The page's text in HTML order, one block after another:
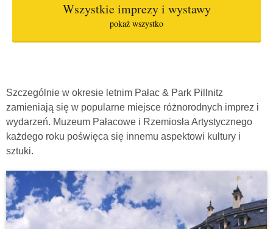
Wszystkie imprezy i wystawy
pokaż wszystko
Szczególnie w okresie letnim Pałac & Park Pillnitz
zamieniają się w popularne miejsce różnorodnych imprez i
wydarzeń. Muzeum Pałacowe i Rzemiosła Artystycznego
każdego roku poświęca się innemu aspektowi kultury i
sztuki.